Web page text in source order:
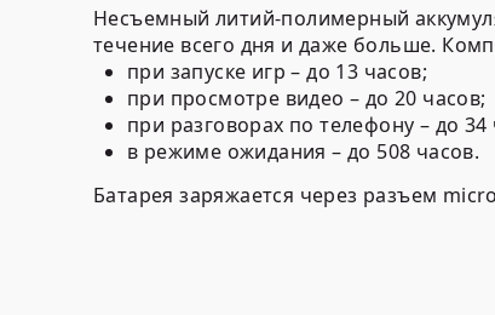
Несъемный литий-полимерный
течение всего дня и даже больше.
при запуске игр – до 13 часов;
при просмотре видео – до 20 часов;
при разговорах по телефону – до 34
в режиме ожидания – до 508 часов.
Батарея заряжается через разъем